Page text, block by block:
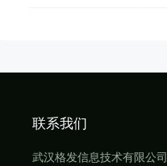
联系我们
武汉格发信息技术有限公司